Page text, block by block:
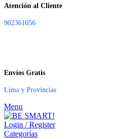
Atención al Cliente
902361056
Envíos Gratis
Lima y Provincias
Menu
Login / Register
Categorías